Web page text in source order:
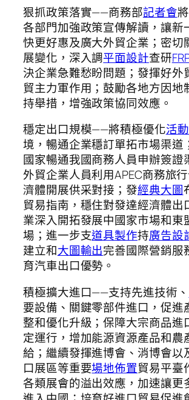
狠抓政策落實——商務部記者會
各部門加強政策宣傳解讀，讓新
快更好惠及廣大外貿企業；密切
展變化，深入調平面設計查研
決企業急難愁盼問題；發揮好外
貿主力軍作用；鼓勵各地方因地
持舉措，增強政策協同效應。
穩定出口規模——將積極優化活
境，暢通企業穩訂單拓市場渠道
國家暢通我國商務人員申辦簽證
外貿企業人員利用APEC商務旅
濟體開展供采對接；發經典大圖
貿易指南，穩住對發達經濟體出
業深入開拓發展中國家市場和東
場；進一步支道具製作持廣告設
建立和大圖輸出完善國際營銷服
育汽車出口優勢。
積極擴大進口——支持先進技術、
要設備、關鍵零部件進口，促進
整和優化升級；保障大宗商品進
定運行，增加能源資源產品和農
給；繼續發揮進博會、消博會以
口展區等重要場地佈置貿易平臺
各類展會的溢出效應，加速讓更